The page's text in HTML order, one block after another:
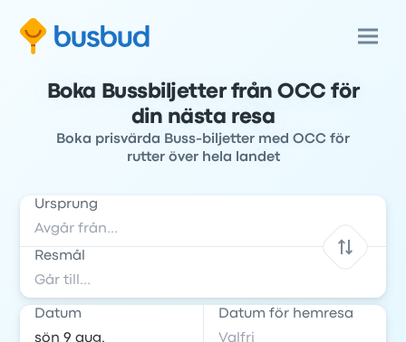
Boka Bussbiljetter från OCC för
din nästa resa
Boka prisvärda Buss-biljetter med OCC för
rutter över hela landet
Ursprung
Resmål
Datum Datum för hemresa